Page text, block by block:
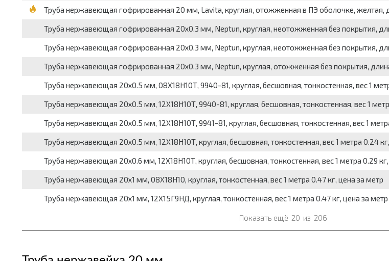
Труба нержавеющая гофрированная 20 мм, Lavita, круглая, отожженная в ПЭ оболочке, желтая,
Труба нержавеющая гофрированная 20x0.3 мм, Neptun, круглая, неотожженная без покрытия,
Труба нержавеющая гофрированная 20x0.3 мм, Neptun, круглая, неотожженная без покрытия,
Труба нержавеющая гофрированная 20x0.3 мм, Neptun, круглая, отожженная без покрытия,
Труба нержавеющая 20x0.5 мм, 08Х18Н10Т, 9940-81, круглая, бесшовная, тонкостенная, вес 1
Труба нержавеющая 20x0.5 мм, 12Х18Н10Т, 9940-81, круглая, бесшовная, тонкостенная, вес 1
Труба нержавеющая 20x0.5 мм, 12Х18Н10Т, 9941-81, круглая, бесшовная, тонкостенная, вес 1
Труба нержавеющая 20x0.5 мм, 12Х18Н10Т, круглая, бесшовная, тонкостенная, вес 1 метра 0.24
Труба нержавеющая 20x0.6 мм, 12Х18Н10Т, круглая, бесшовная, тонкостенная, вес 1 метра 0.29
Труба нержавеющая 20x1 мм, 08Х18Н10, круглая, тонкостенная, вес 1 метра 0.47 кг, цена за метр
Труба нержавеющая 20x1 мм, 12Х15Г9НД, круглая, тонкостенная, вес 1 метра 0.47 кг, цена за метр
Показать ещё 20 из 206